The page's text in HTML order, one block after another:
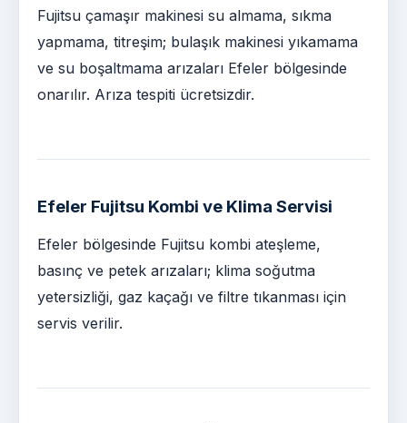
Fujitsu çamaşır makinesi su almama, sıkma
yapmama, titreşim; bulaşık makinesi yıkamama
ve su boşaltmama arızaları Efeler bölgesinde
onarılır. Arıza tespiti ücretsizdir.
Efeler Fujitsu Kombi ve Klima Servisi
Efeler bölgesinde Fujitsu kombi ateşleme,
basınç ve petek arızaları; klima soğutma
yetersizliği, gaz kaçağı ve filtre tıkanması için
servis verilir.